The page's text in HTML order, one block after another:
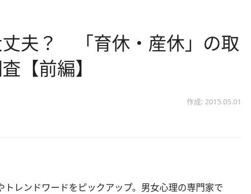
丈夫？ 「育休・産休」の取
【前編】
作成: 2015.05.01
レンドワードをピックアップ。男女心理の専門家で